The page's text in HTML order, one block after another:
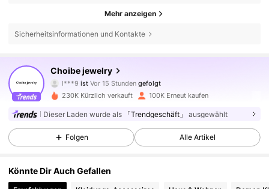
Mehr anzeigen
Sicherheitsinformationen und Kontakte
Choibe jewelry
l***9 ist Vor 15 Stundengefolgt
32K Follower
4,83
230K Kürzlich verkauft 100K Erneut kaufen
Dieser Laden wurde als 「Trendgeschäft」 ausgewählt
Folgen Alle Artikel
Könnte Dir Auch Gefallen